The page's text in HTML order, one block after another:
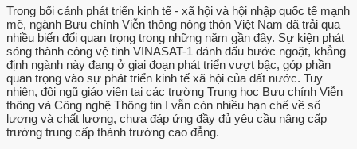
Trong bối cảnh phát triển kinh tế - xã hội và hội nhập quốc tế mạnh
mẽ, ngành Bưu chính Viễn thông nông thôn Việt Nam đã trải qua
nhiều biến đổi quan trọng trong những năm gần đây. Sự kiện phát
sóng thành công vệ tinh VINASAT-1 đánh dấu bước ngoặt, khẳng
định ngành này đang ở giai đoạn phát triển vượt bậc, góp phần
quan trọng vào sự phát triển kinh tế xã hội của đất nước. Tuy
nhiên, đội ngũ giáo viên tại các trường Trung học Bưu chính Viễn
thông và Công nghệ Thông tin I vẫn còn nhiều hạn chế về số
lượng và chất lượng, chưa đáp ứng đầy đủ yêu cầu nâng cấp
trường trung cấp thành trường cao đẳng.